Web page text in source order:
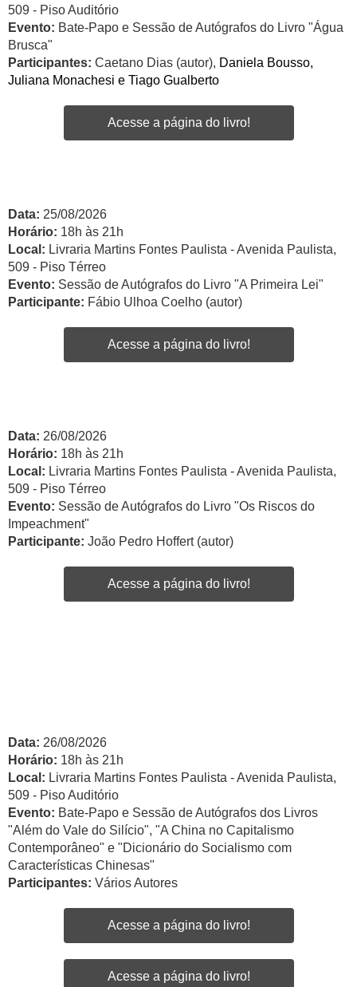
509 - Piso Auditório
Evento: Bate-Papo e Sessão de Autógrafos do Livro "Água
Brusca"
Participantes: Caetano Dias (autor), Daniela Bousso,
Juliana Monachesi e Tiago Gualberto
Acesse a página do livro!
Data: 25/08/2026
Horário: 18h às 21h
Local: Livraria Martins Fontes Paulista - Avenida Paulista,
509 - Piso Térreo
Evento: Sessão de Autógrafos do Livro "A Primeira Lei"
Participante: Fábio Ulhoa Coelho (autor)
Acesse a página do livro!
Data: 26/08/2026
Horário: 18h às 21h
Local: Livraria Martins Fontes Paulista - Avenida Paulista,
509 - Piso Térreo
Evento: Sessão de Autógrafos do Livro "Os Riscos do
Impeachment"
Participante: João Pedro Hoffert (autor)
Acesse a página do livro!
Data: 26/08/2026
Horário: 18h às 21h
Local: Livraria Martins Fontes Paulista - Avenida Paulista,
509 - Piso Auditório
Evento: Bate-Papo e Sessão de Autógrafos dos Livros
"Além do Vale do Silício", "A China no Capitalismo
Contemporâneo" e "Dicionário do Socialismo com
Características Chinesas"
Participantes: Vários Autores
Acesse a página do livro!
Acesse a página do livro!